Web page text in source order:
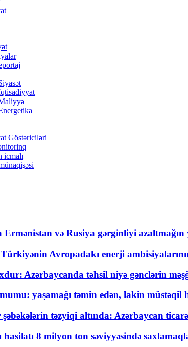
Göstəriciləri
icmalı
Ermənistan və Rusiya gərginliyi
Avropadakı enerji
Azərbaycanda təhsil niyə gənclərin
yaşamağı təmin edən, lakin müstəqil
təzyiqi altında: Azərbaycan
hasilatı 8 milyon ton səviyyəsində